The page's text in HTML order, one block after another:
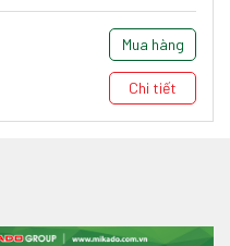
Mua hàng
Chi tiết